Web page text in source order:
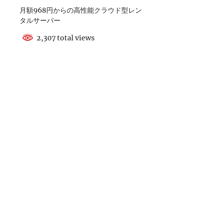
月額968円からの高性能クラウド型レン
タルサーバー
2,307 total views